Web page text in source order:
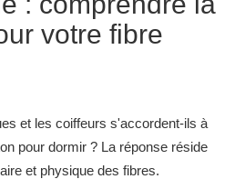
votre fibre
et les coiffeurs s'accordent-ils à
pour dormir ? La réponse réside
et physique des fibres.